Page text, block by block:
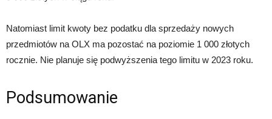
Natomiast limit kwoty bez podatku dla sprzedaży nowych
przedmiotów na OLX ma pozostać na poziomie 1 000 złotych
rocznie. Nie planuje się podwyższenia tego limitu w 2023 roku.
Podsumowanie